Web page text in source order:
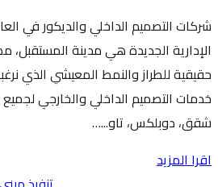
شركات التصميم الداخلي والديكور في
الإدارية الجديدة هي مدينة المستقبل،
حقيقية للطراز والنمط المعيشي الذي
خدمات التصميم الداخلي والخارجي
شقق، دوبلكس، تاو...…
اقرا المزيد